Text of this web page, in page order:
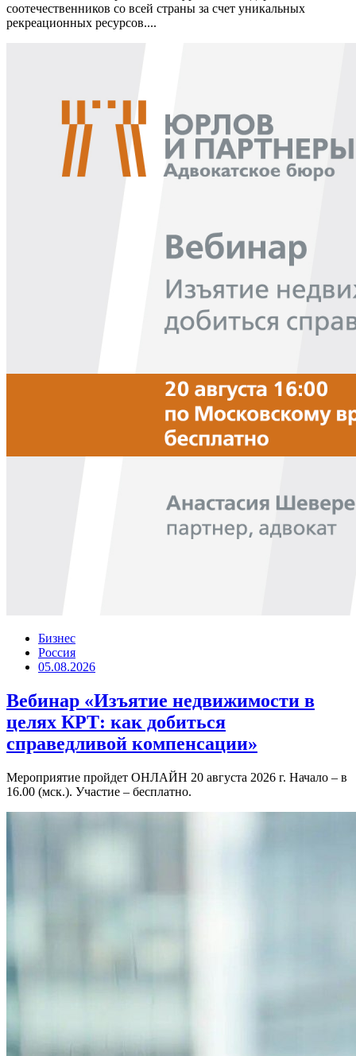
соотечественников со всей страны за счет уникальных
рекреационных ресурсов....
Бизнес
Россия
05.08.2026
Вебинар «Изъятие недвижимости в
целях КРТ: как добиться
справедливой компенсации»
Мероприятие пройдет ОНЛАЙН 20 августа 2026 г. Начало – в
16.00 (мск.). Участие – бесплатно.